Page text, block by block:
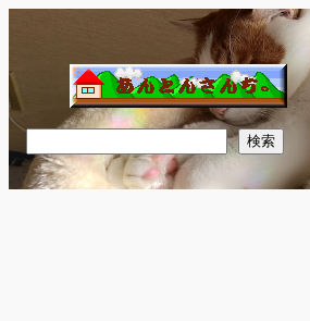
を
ス
キ
ッ
プ
索
検索